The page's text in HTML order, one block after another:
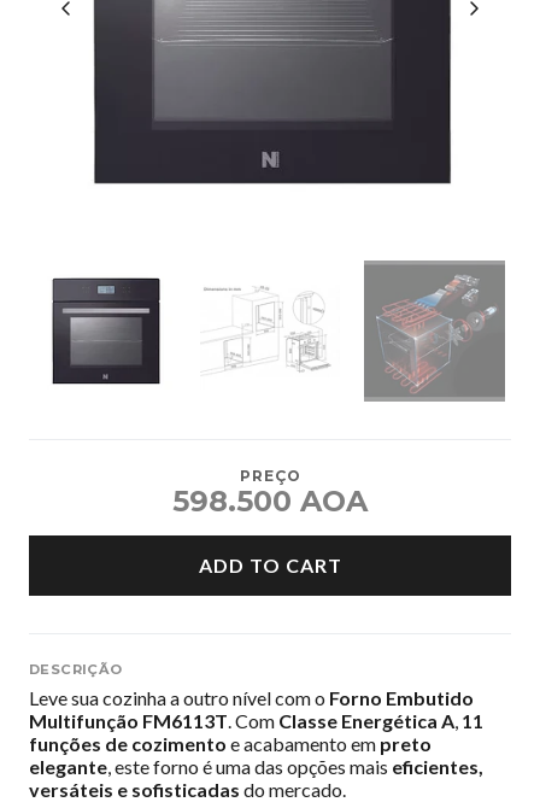
PREÇO
598.500 AOA
ADD TO CART
DESCRIÇÃO
Leve sua cozinha a outro nível com o Forno Embutido
Multifunção FM6113T . Com Classe Energética A 11
funções de cozimento e acabamento em preto
elegante , este forno é uma das opções mais eficientes,
versáteis e sofisticadas do mercado.